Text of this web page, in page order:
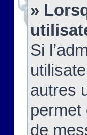
»
Si
autres
permet
de